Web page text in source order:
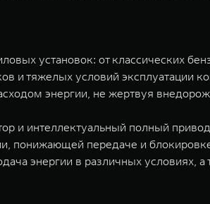
установок: от классических
тяжелых условий эксплуатации
энергии, не жертвуя
и интеллектуальный полный
понижающей передаче и
энергии в различных условиях,